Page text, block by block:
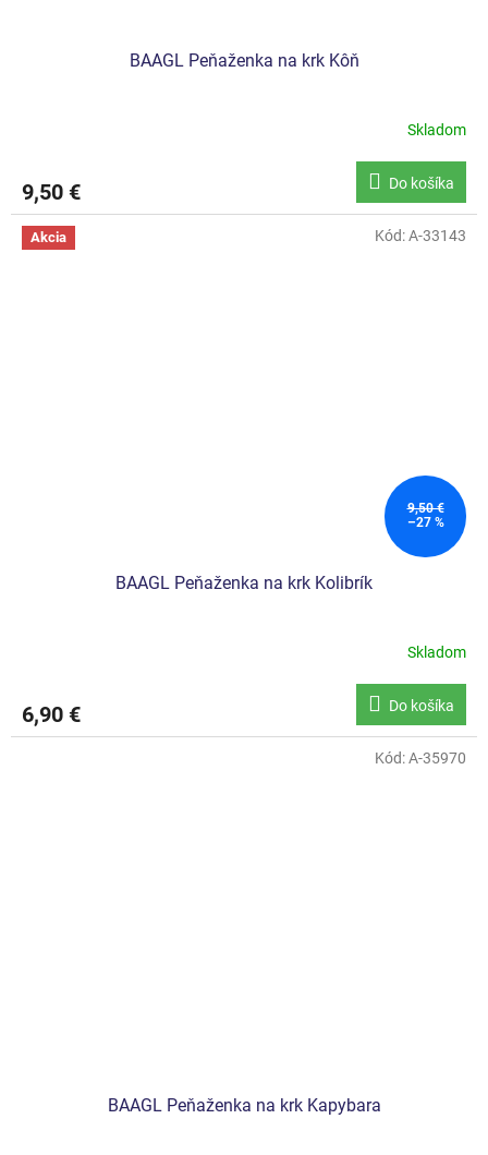
BAAGL Peňaženka na krk Kôň
Skladom
9,50 € Do košíka
Akcia
9,50 €
–27 %
BAAGL Peňaženka na krk Kolibrík
Skladom
6,90 € Do košíka
Kód:A-33143
BAAGL Peňaženka na krk Kapybara
Kód:A-35970